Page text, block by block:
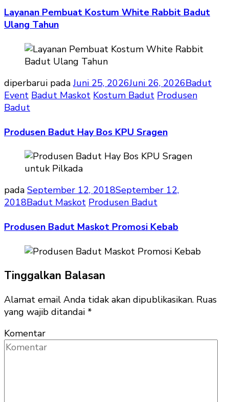
Layanan Pembuat Kostum White Rabbit Badut
Ulang Tahun
diperbarui padaJuni 25, 2026Juni 26, 2026Badut
Event Badut Maskot Kostum Badut Produsen
Badut
Produsen Badut Hay Bos KPU Sragen
pada September 12, 2018September 12,
2018Badut Maskot Produsen Badut
Produsen Badut Maskot Promosi Kebab
Tinggalkan Balasan
Alamat email Anda tidak akan dipublikasikan. Ruas
yang wajib ditandai *
Komentar